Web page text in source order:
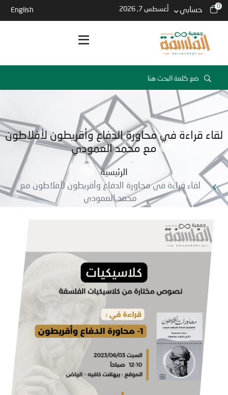
0 حسابي أغسطس 7, 2026 English
لقاء قراءة في محاورة الدفاع وأقريطون لأفلاطون
مع محمد العمودي
الرئيسية
لقاء قراءة في محاورة الدفاع وأقريطون لأفلاطون مع
محمد العمودي